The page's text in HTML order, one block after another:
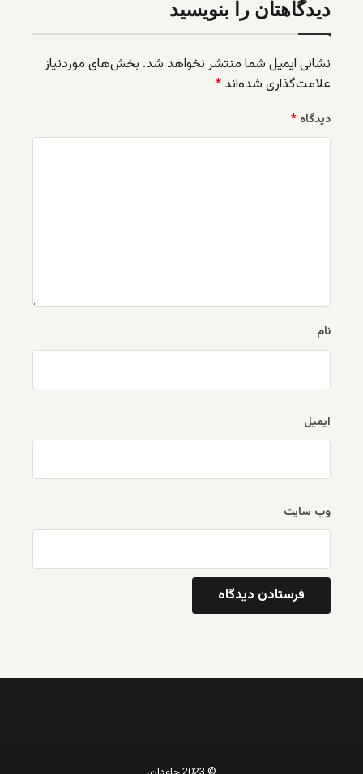
دیدگاهتان را بنویسید
نشانی ایمیل شما منتشر نخواهد شد. بخش‌های موردنیاز
علامت‌گذاری شده‌اند *
دیدگاه *
نام
ایمیل
وب‌ سایت